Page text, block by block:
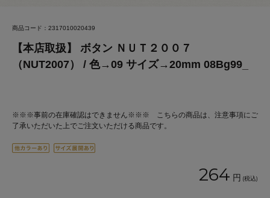
商品コード：2317010020439
【本店取扱】 ボタン ＮＵＴ２００７
（NUT2007） / 色→09 サイズ→20mm 08Bg99_
※※※事前の在庫確認はできません※※※ こちらの商品は、注意事項にご
了承いただいた上でご注文いただける商品です。
264 円 (税込)